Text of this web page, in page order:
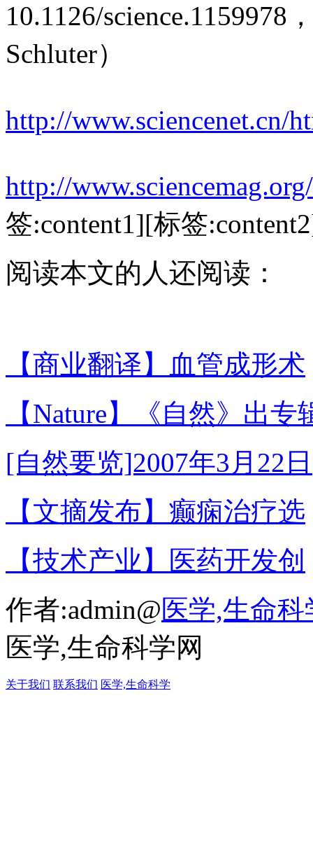
10.1126/science.1159978
Schluter）
http://www.sciencenet.cn/
http://
签:content1][标签
阅读本文的人还阅读：
【商业翻译】血管成形术
【Nature】《自然》出专
[自然要览]2007年3月22日
【文摘发布】癫痫治疗选
【技术产业】医药开发创
作者:admin@医学,生命科
医学,生命科学网
关于我们 联系我们 医学,生命科学